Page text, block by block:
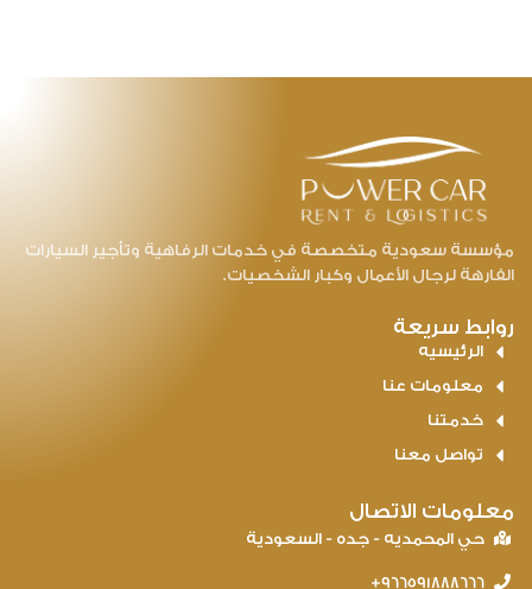
سعودية متخصصة في خدمات الرفاهية وتأجير السيارات
لرجال الأعمال وكبار الشخصيات.
سريعة
الرئيسيه
معلومات عنا
خدمتنا
تواصل معنا
الاتصال
حي المحمديه - جده - السعودية
966591888666+